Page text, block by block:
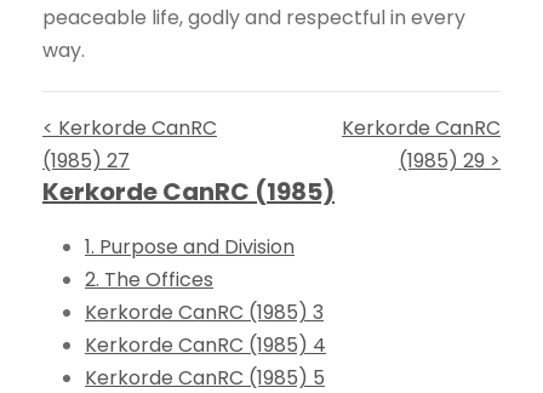
peaceable life, godly and respectful in every
way.
< Kerkorde CanRC
(1985) 27
Kerkorde CanRC
(1985) 29 >
Kerkorde CanRC (1985)
1. Purpose and Division
2. The Offices
Kerkorde CanRC (1985) 3
Kerkorde CanRC (1985) 4
Kerkorde CanRC (1985) 5